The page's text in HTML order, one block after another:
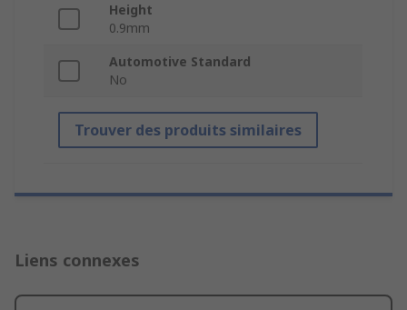
Height
0.9mm
Automotive Standard
No
Trouver des produits similaires
Liens connexes